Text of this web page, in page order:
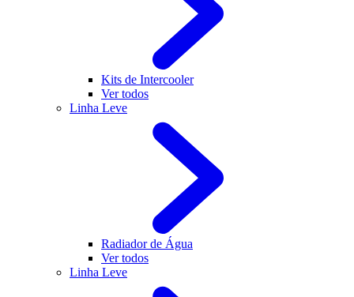
Kits de Intercooler
Ver todos
Linha Leve
Radiador de Água
Ver todos
Linha Leve